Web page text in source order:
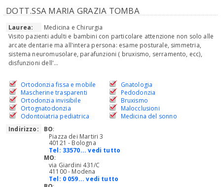
DOTT.SSA MARIA GRAZIA TOMBA
Laurea:
Medicina e Chirurgia
Visito pazienti adulti e bambini con particolare attenzione non solo alle
arcate dentarie ma all'intera persona: esame posturale, simmetria,
sistema neuromusolare, parafunzioni ( bruxismo, serramento, ecc),
disfunzioni dell'...
Ortodonzia fissa e mobile
Mascherine trasparenti
Ortodonzia invisibile
Ortognatodonzia
Odontoiatria pediatrica
Gnatologia
Pedodonzia
Bruxismo
Malocclusioni
Medicina del sonno
Indirizzo:
BO:
Piazza dei Martiri 3
40121 - Bologna
Tel: 33570... vedi tutto
MO:
via Giardini 431/C
41100 - Modena
Tel: 0 059... vedi tutto